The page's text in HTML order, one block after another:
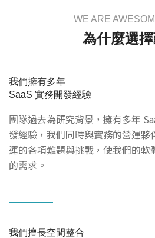
WE ARE
為什麼選
我們擁有多年
SaaS 實務開發經驗
團隊過去為研究背景，擁有多年
發經驗，我們同時與實務的營運夥
運的各項難題與挑戰，使我們的軟
的需求。
我們擅長空間整合